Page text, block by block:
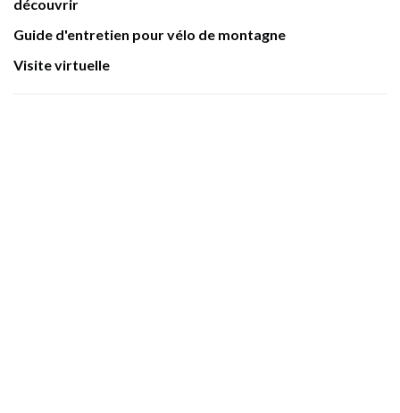
découvrir
Guide d'entretien pour vélo de montagne
Visite virtuelle